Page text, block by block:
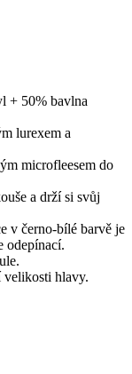
+ 50% bavlna
lurexem a
microfleesem do
a drží si svůj
v černo-bílé barvě je
odepínací.
velikosti hlavy.